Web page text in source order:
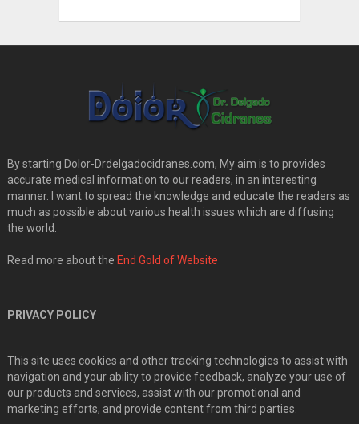
By starting Dolor-Drdelgadocidranes.com, My aim is to provides
accurate medical information to our readers, in an interesting
manner. I want to spread the knowledge and educate the readers as
much as possible about various health issues which are diffusing
the world.
Read more about the End Gold of Website
PRIVACY POLICY
This site uses cookies and other tracking technologies to assist with
navigation and your ability to provide feedback, analyze your use of
our products and services, assist with our promotional and
marketing efforts, and provide content from third parties.